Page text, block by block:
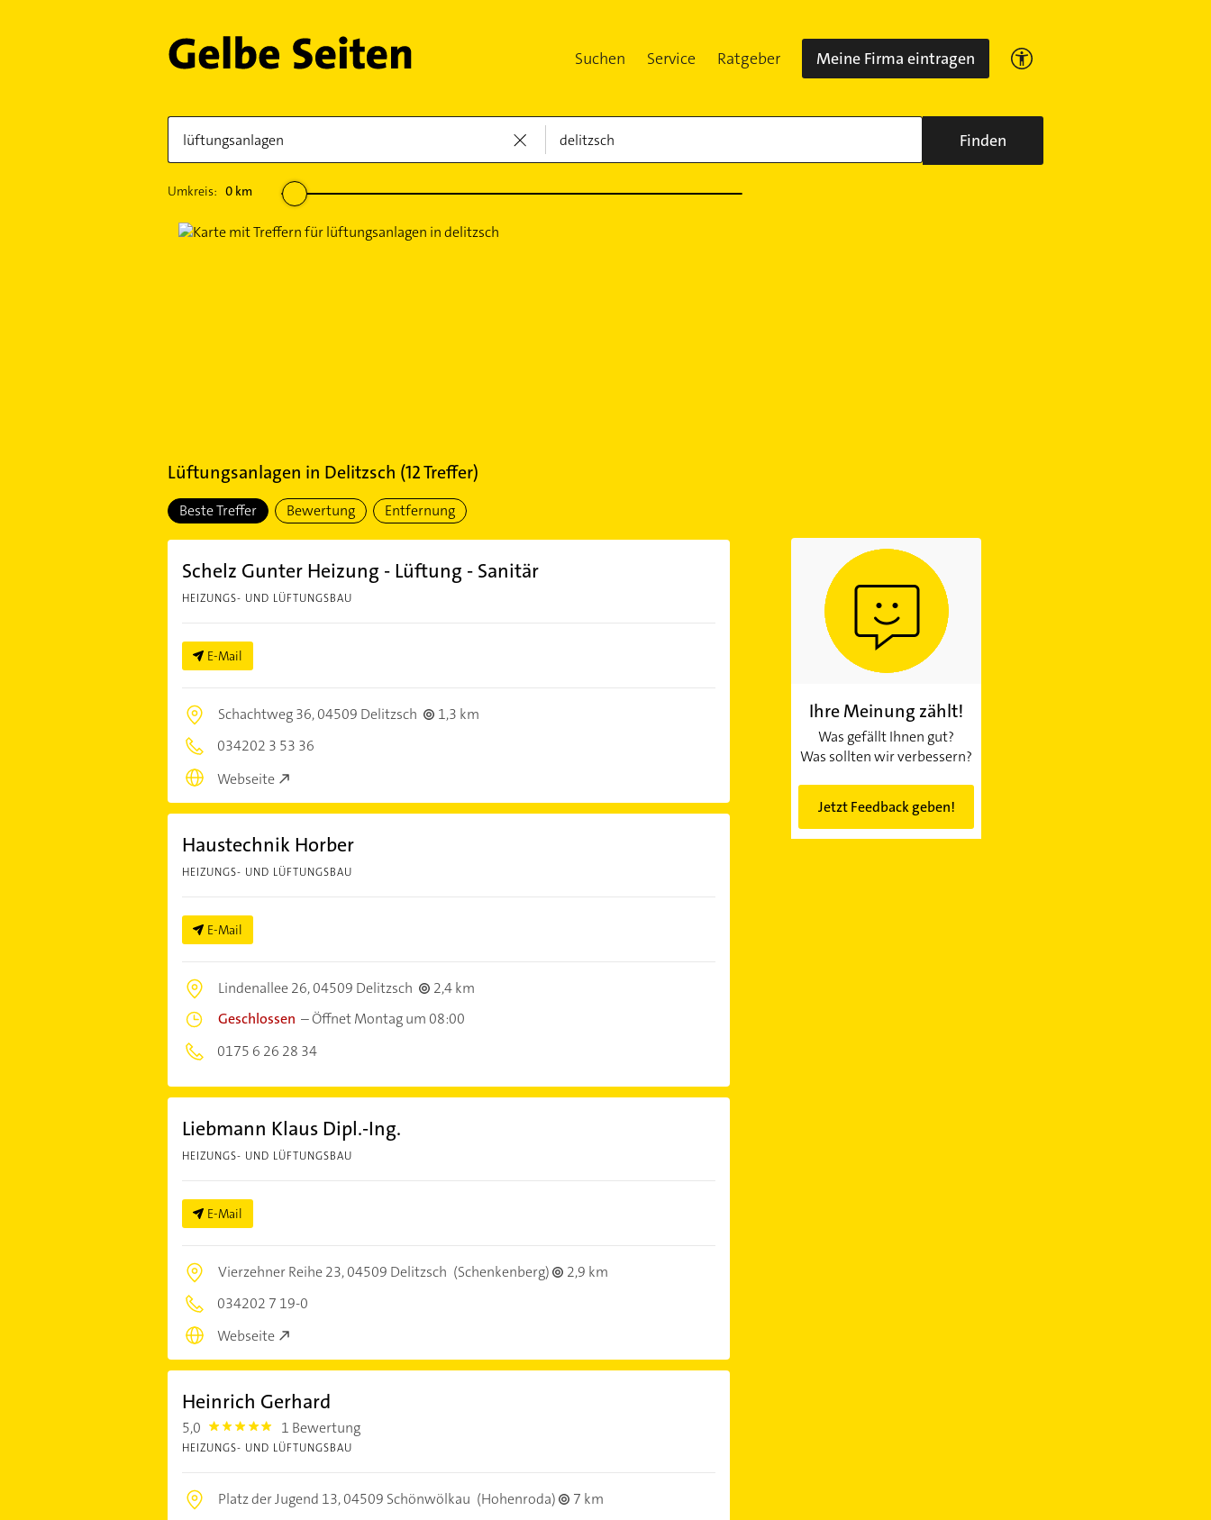
Suchen Service Ratgeber Meine Firma eintragen
Finden
Umkreis: 0km
Lüftungsanlagen in Delitzsch (12Treffer)
Beste Treffer Bewertung Entfernung
Schelz Gunter Heizung - Lüftung - Sanitär
HEIZUNGS- UND LÜFTUNGSBAU
E-Mail
Schachtweg 36,04509 Delitzsch
1,3 km
034202 3 53 36
Webseite
Haustechnik Horber
HEIZUNGS- UND LÜFTUNGSBAU
E-Mail
Lindenallee 26,04509 Delitzsch
2,4 km
Geschlossen –Öffnet Montag um 08:00
0175 6 26 28 34
Liebmann Klaus Dipl.-Ing.
HEIZUNGS- UND LÜFTUNGSBAU
E-Mail
Vierzehner Reihe 23,04509 Delitzsch (Schenkenberg)
2,9 km
034202 7 19-0
Webseite
Heinrich Gerhard
5,0 5.0 1 Bewertung
HEIZUNGS- UND LÜFTUNGSBAU
Platz der Jugend 13,04509 Schönwölkau (Hohenroda)
7 km
Ihre Meinung zählt!
Was gefällt Ihnen gut?
Was sollten wir verbessern?
Jetzt Feedback geben!